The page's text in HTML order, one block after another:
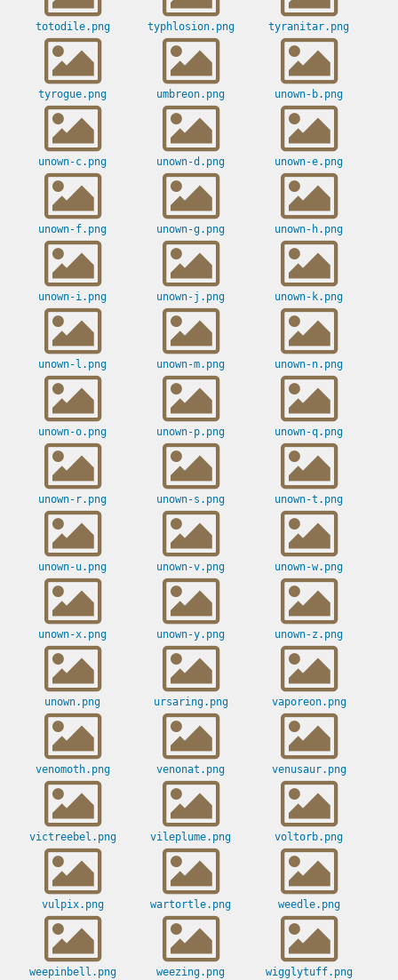
totodile.png typhlosion.png tyranitar.png
tyrogue.png umbreon.png unown-b.png
unown-c.png unown-d.png unown-e.png
unown-f.png unown-g.png unown-h.png
unown-i.png unown-j.png unown-k.png
unown-l.png unown-m.png unown-n.png
unown-o.png unown-p.png unown-q.png
unown-r.png unown-s.png unown-t.png
unown-u.png unown-v.png unown-w.png
unown-x.png unown-y.png unown-z.png
unown.png ursaring.png vaporeon.png
venomoth.png venonat.png venusaur.png
victreebel.png vileplume.png voltorb.png
vulpix.png wartortle.png weedle.png
weepinbell.png weezing.png wigglytuff.png